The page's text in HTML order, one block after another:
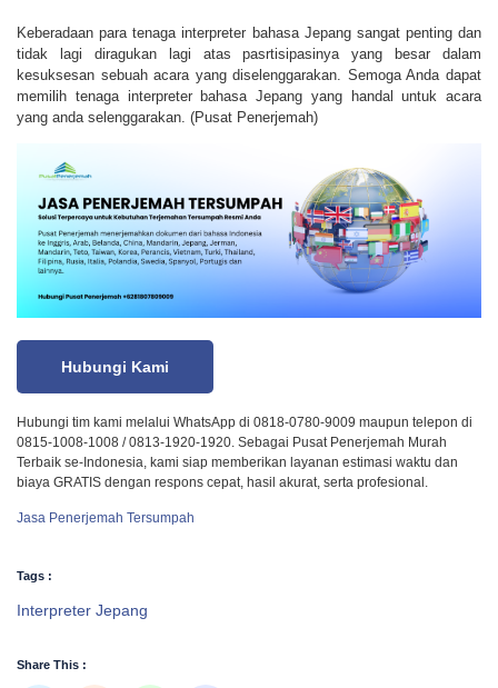
Keberadaan para tenaga interpreter bahasa Jepang sangat penting dan
tidak lagi diragukan lagi atas pasrtisipasinya yang besar dalam
kesuksesan sebuah acara yang diselenggarakan. Semoga Anda dapat
memilih tenaga interpreter bahasa Jepang yang handal untuk acara
yang anda selenggarakan. (Pusat Penerjemah)
Hubungi Kami
Hubungi tim kami melalui WhatsApp di 0818-0780-9009 maupun telepon di
0815-1008-1008 / 0813-1920-1920. Sebagai Pusat Penerjemah Murah
Terbaik se-Indonesia, kami siap memberikan layanan estimasi waktu dan
biaya GRATIS dengan respons cepat, hasil akurat, serta profesional.
Jasa Penerjemah Tersumpah
Tags :
Interpreter Jepang
Share This :